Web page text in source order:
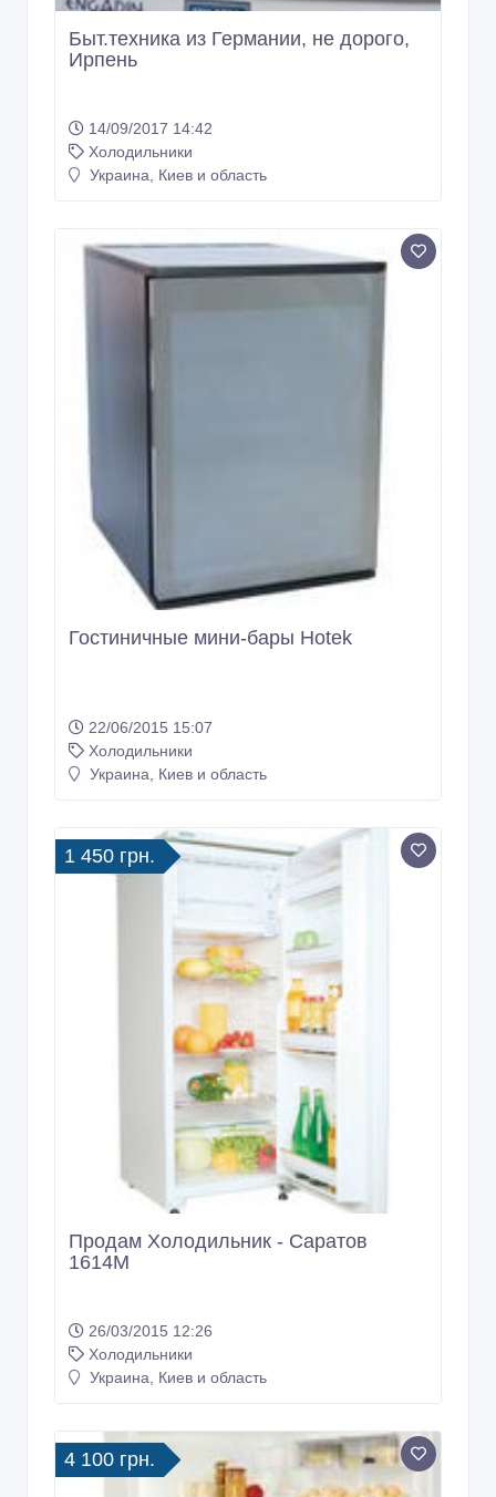
Быт.техника из Германии, не дорого,
Ирпень
14/09/2017 14:42
Холодильники
Украина, Киев и область
Гостиничные мини-бары Hotek
22/06/2015 15:07
Холодильники
Украина, Киев и область
1 450 грн.
Продам Холодильник - Саратов
1614М
26/03/2015 12:26
Холодильники
Украина, Киев и область
4 100 грн.